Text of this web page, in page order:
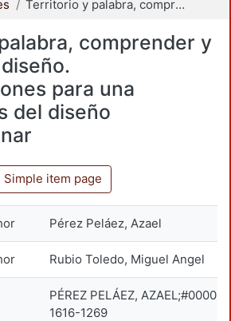
Territorio y palabra, comprender y extender el diseño. Consideraciones para una ontomímesis del diseño transdisciplinar
comprender y
para una
del diseño
Simple item page
Pérez Peláez, Azael
Rubio Toledo, Miguel Angel
PÉREZ PELÁEZ, AZAEL;#0000-
1616-1269